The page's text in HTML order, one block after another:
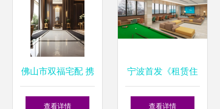
佛山市双福宅配 携
手共创新标，勇攀
查看详情
宁波首发《租赁住
房设计导则》，引
查看详情